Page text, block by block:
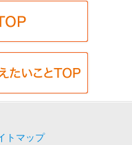
トマップ